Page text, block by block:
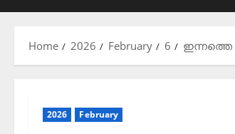
Home 2026 February 6 ഇന്നത്തെ
2026 February